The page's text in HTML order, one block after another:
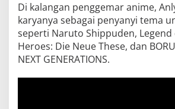
Di kalangan penggemar anime,
karyanya sebagai penyanyi tema
seperti Naruto Shippuden, Legend
Heroes: Die Neue These, dan
NEXT GENERATIONS.